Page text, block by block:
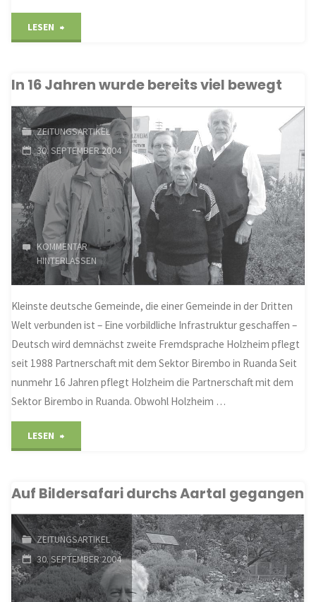
LESEN
Holzheim"
In 16 Jahren wurde bereits viel bewegt
ZEITUNGSARTIKEL
30. SEPTEMBER 2004
KOMMENTAR
HINTERLASSEN
Kleinste deutsche Gemeinde, die einer Gemeinde in der Dritten
Welt verbunden ist – Eine vorbildliche Infrastruktur geschaffen –
Deutsch wird demnächst zweite Fremdsprache Holzheim pflegt
seit 1988 Partnerschaft mit dem Sektor Birembo in Ruanda Seit
nunmehr 16 Jahren pflegt Holzheim die Partnerschaft mit dem
Sektor Birembo in Ruanda. Obwohl Holzheim …
LESEN
Jahren
wurde
bereits
viel
Auf Bildersafari durchs Aartal gegangen
ZEITUNGSARTIKEL
30. SEPTEMBER 2004